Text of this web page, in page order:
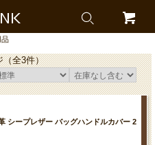
品
（全3件）
シープレザー バッグハンドルカバー 2